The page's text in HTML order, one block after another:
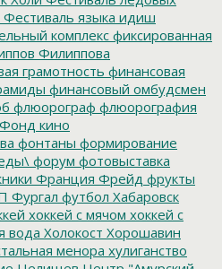
Фестиваль языка идиш
комплекс фиксированная
Филиппова
грамотность финансовая
финансовый омбудсмен
флюорограф флюорография
Фонд кино
фонтаны формирование
форум фотовыставка
Франция Фрейд фрукты
Фургал футбол Хабаровск
хоккей с мячом хоккей с
вода Холокост Хорошавин
менора хулиганство